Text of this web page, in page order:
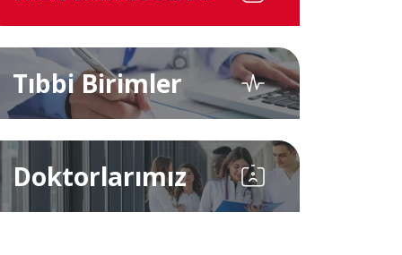
0 (216) 397 5900
info@pendikyuzyilhastanesi.com
Fevzi Çakmak Mah, Tevfik İleri Cd.
Tıbbi Birimler
Doktorlarımız